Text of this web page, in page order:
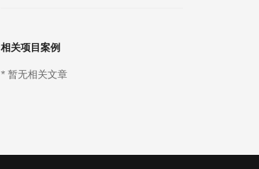
相关项目案例
* 暂无相关文章